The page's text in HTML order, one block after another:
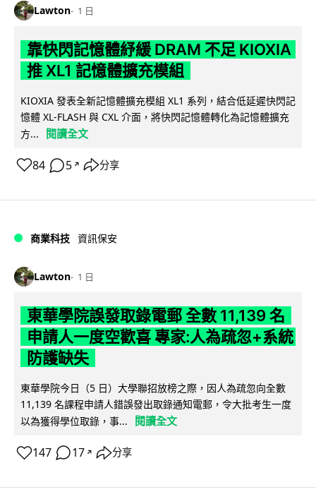
Lawton 1 日
靠快閃記憶體紓緩 DRAM 不足 KIOXIA
推 XL1 記憶體擴充模組
KIOXIA 發表全新記憶體擴充模組 XL1 系列，結合低延遲快閃記
憶體 XL-FLASH 與 CXL 介面，將快閃記憶體轉化為記憶體擴充
方...
閱讀全文
84 5 ↗ 分享
商業科技 資訊保安
Lawton 1 日
東華學院誤發取錄電郵 全數 11,139 名
申請人一度空歡喜 專家:人為疏忽+系統
防護缺失
東華學院今日（5 日）大學聯招放榜之際，因人為疏忽向全數
11,139 名課程申請人錯誤發出取錄通知電郵，令大批考生一度
以為獲得學位取錄，事...
閱讀全文
147 17 ↗ 分享